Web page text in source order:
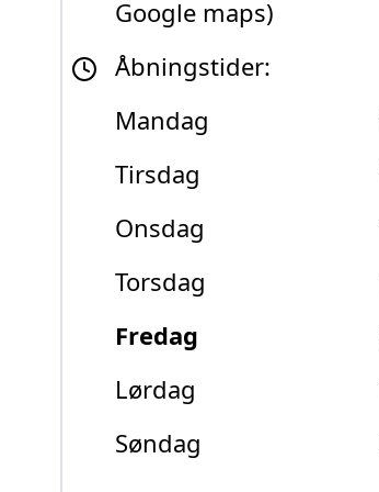
Google maps)
Åbningstider:
Mandag
Tirsdag
Onsdag
Torsdag
Fredag
Lørdag
Søndag